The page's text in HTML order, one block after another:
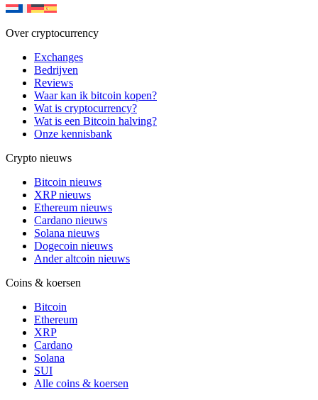
Over cryptocurrency
Exchanges
Bedrijven
Reviews
Waar kan ik bitcoin kopen?
Wat is cryptocurrency?
Wat is een Bitcoin halving?
Onze kennisbank
Crypto nieuws
Bitcoin nieuws
XRP nieuws
Ethereum nieuws
Cardano nieuws
Solana nieuws
Dogecoin nieuws
Ander altcoin nieuws
Coins & koersen
Bitcoin
Ethereum
XRP
Cardano
Solana
SUI
Alle coins & koersen